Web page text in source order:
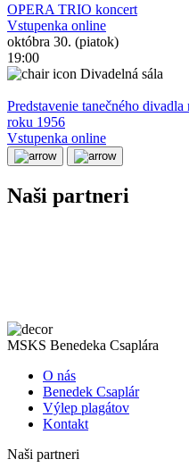
OPERA TRIO koncert
Vstupenka online
októbra 30. (piatok)
19:00
Divadelná sála
Predstavenie tanečného
roku 1956
Vstupenka online
Naši partneri
MSKS Benedeka Csaplára
O nás
Benedek Csaplár
Výlep plagátov
Kontakt
Naši partneri